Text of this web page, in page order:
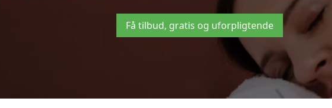
Få tilbud, gratis og uforpligtende